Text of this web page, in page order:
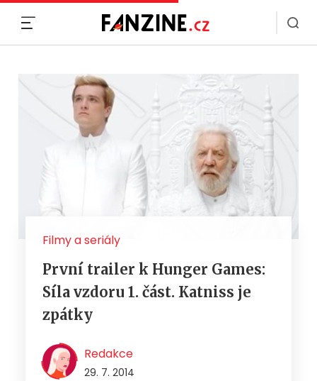
Filmy a seriály
První trailer k Hunger Games:
Síla vzdoru 1. část. Katniss je
zpátky
Redakce
29. 7. 2014